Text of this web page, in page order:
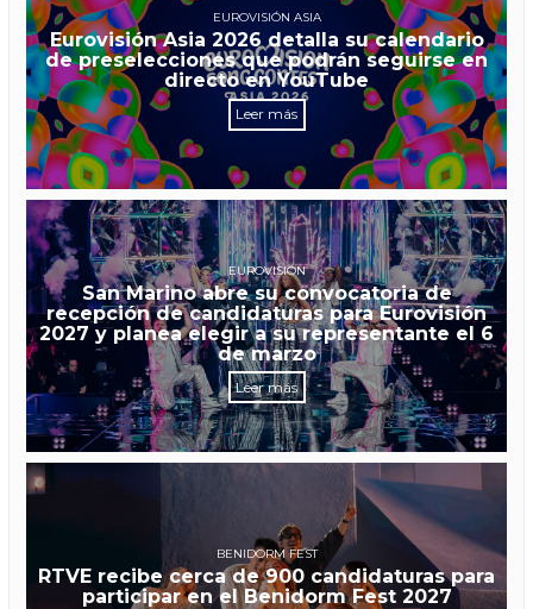
EUROVISIÓN ASIA
Eurovisión Asia 2026 detalla su calendario
de preselecciones que podrán seguirse en
directo en YouTube
Leer más
EUROVISIÓN
San Marino abre su convocatoria de
recepción de candidaturas para Eurovisión
2027 y planea elegir a su representante el 6
de marzo
Leer más
BENIDORM FEST
RTVE recibe cerca de 900 candidaturas para
participar en el Benidorm Fest 2027